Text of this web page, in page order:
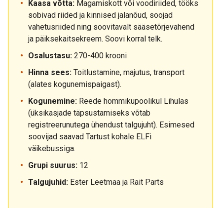
Kaasa võtta: Magamiskott või voodiriided, tööks
sobivad riided ja kinnised jalanõud, soojad
vahetusriided ning soovitavalt sääsetõrjevahend
ja päiksekaitsekreem. Soovi korral telk.
Osalustasu: 270-400 krooni
Hinna sees: Toitlustamine, majutus, transport
(alates kogunemispaigast).
Kogunemine: Reede hommikupoolikul Lihulas
(üksikasjade täpsustamiseks võtab
registreerunutega ühendust talgujuht). Esimesed
soovijad saavad Tartust kohale ELFi
väikebussiga.
Grupi suurus: 12
Talgujuhid: Ester Leetmaa ja Rait Parts